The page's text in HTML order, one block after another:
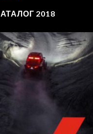
2018